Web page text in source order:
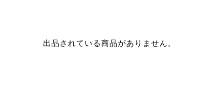
出品されている商品がありません。